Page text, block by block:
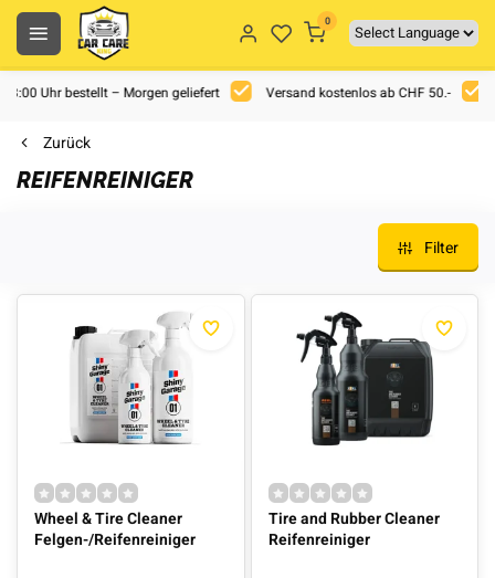
0
Uhr bestellt – Morgen geliefert Versand kostenlos ab CHF 50.-
Zurück
REIFENREINIGER
Filter
Wheel & Tire Cleaner
Felgen-/Reifenreiniger
Tire and Rubber Cleaner
Reifenreiniger